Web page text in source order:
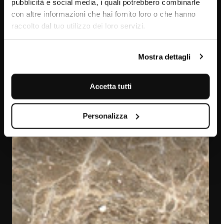
pubblicità e social media, i quali potrebbero combinarle
con altre informazioni che hai fornito loro o che hanno
raccolto dal tuo utilizzo dei loro servizi.
Mostra dettagli
Accetta tutti
Personalizza
Breccia Paradiso